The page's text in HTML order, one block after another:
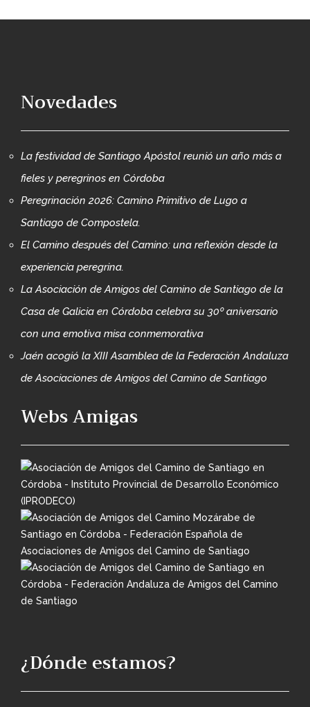
Novedades
La festividad de Santiago Apóstol reunió un año más a
fieles y peregrinos en Córdoba
Peregrinación 2026: Camino Primitivo de Lugo a
Santiago de Compostela.
El Camino después del Camino: una reflexión desde la
experiencia peregrina.
La Asociación de Amigos del Camino de Santiago de la
Casa de Galicia en Córdoba celebra su 30º aniversario
con una emotiva misa conmemorativa
Jaén acogió la XIII Asamblea de la Federación Andaluza
de Asociaciones de Amigos del Camino de Santiago
Webs Amigas
¿Dónde estamos?